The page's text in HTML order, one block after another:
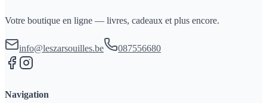
Votre boutique en ligne — livres, cadeaux et plus encore.
info@leszarsouilles.be 087556680
Navigation